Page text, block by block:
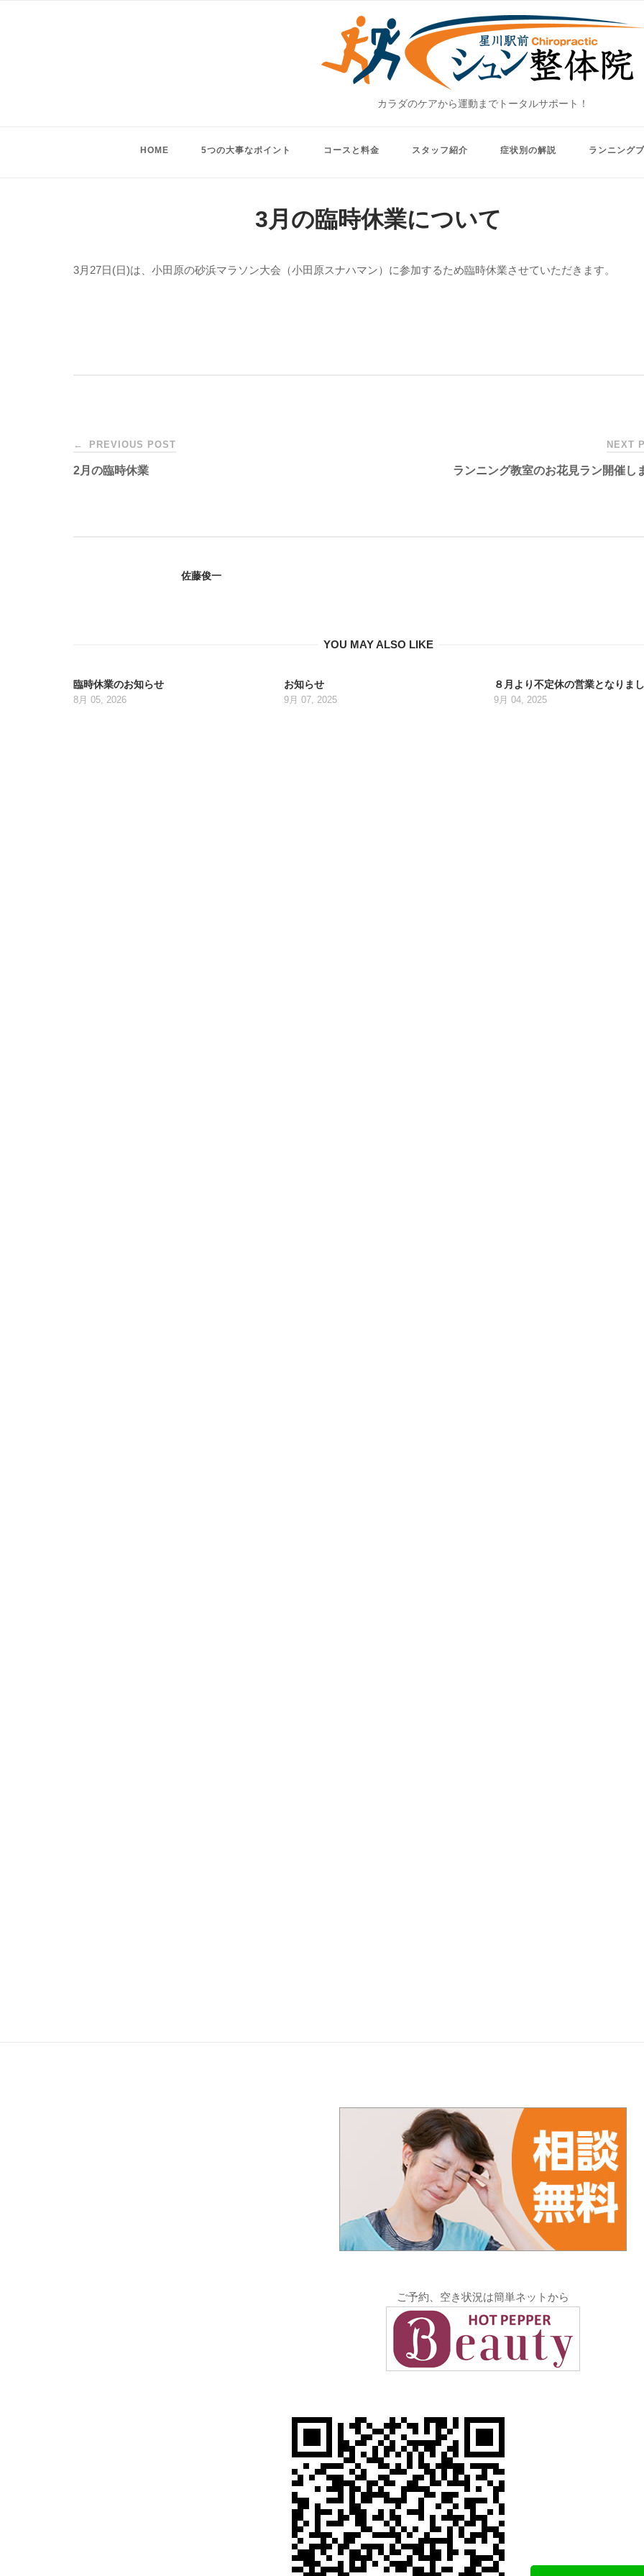
カラダのケアから運動までトータルサポート！
HOME 5つの大事なポイント コースと料金 スタッフ紹介 症状別の解説 ランニング
3月の臨時休業について
3月27日(日)は、小田原の砂浜マラソン大会（小田原スナハマン）に参加するため臨時休業させていただきます。
Post
navigation
← PREVIOUS POST
2月の臨時休業
NEXT
ランニング教室のお花見ラン開催し
佐藤俊一
YOU MAY ALSO LIKE
臨時休業のお知らせ
8月 05, 2026
お知らせ
9月 07, 2025
８月より不定休の営業となりま
9月 04, 2025
ご予約、空き状況は簡単ネットから